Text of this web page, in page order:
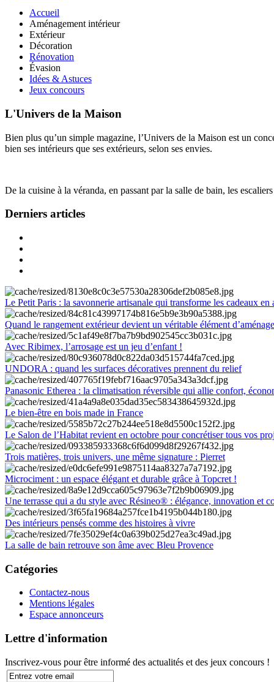
Accueil
Aménagement intérieur
Extérieur
Décoration
Rénovation
Évasion
Idées & Astuces
Jeux concours
L'Univers de la Maison
Bien plus qu’un simple magazine, l’Univers de la Maison est un
bien ses intérieurs que ses extérieurs, selon ses envies.
De la cuisine à la véranda, en passant par la salle de bain, les
Derniers articles
Le Petit Paris : la savonnerie artisanale qui transforme les cadeaux en
Quand le rangement extérieur devient un véritable élément
Avec Ribimex, l’arrosage est un jeu d’enfant !
UNDORA : quand les surfaces décoratives prennent du relief
Panasonic Etherea : la climatisation réversible qui allie confort,
Le bien-être en bois made in France
Le Salon de l’Habitat revient en octobre pour concrétiser tous vos
Trois matières, trois univers, une même signature : Pierret
Microciment : un espace élégant et durable grâce à Topcret !
Une terrasse qui a du style avec Résineo® : élégance, innovation et
Des intérieurs pensés comme des histoires à vivre
La salle de bain retrouve son âme avec Bleu Provence
Catégories
Contactez-nous
Mentions légales
Espace annonceurs
Lettre d'information
Inscrivez-vous pour être informé des actualités et des jeux concours !